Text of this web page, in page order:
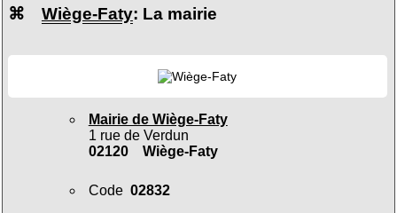
⌘ Wiège-Faty: La mairie
Mairie de Wiège-Faty
1 rue de Verdun
02120 Wiège-Faty
Code 02832